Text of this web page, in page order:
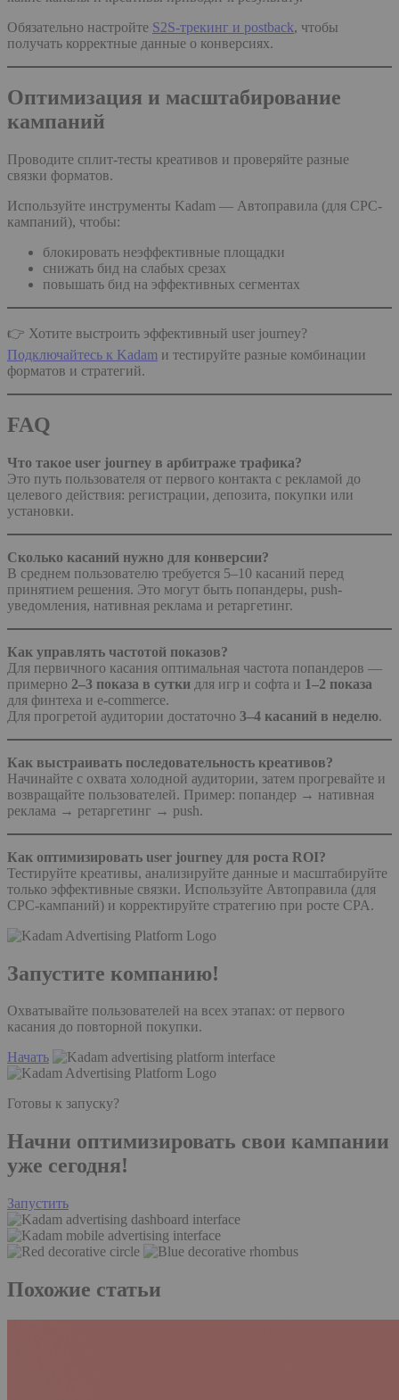
Обязательно настройте S2S-трекинг и postback, чтобы
получать корректные данные о конверсиях.
Оптимизация и масштабирование
кампаний
Проводите сплит-тесты креативов и проверяйте разные
связки форматов.
Используйте инструменты Kadam — Автоправила (для CPC-
кампаний), чтобы:
блокировать неэффективные площадки
снижать бид на слабых срезах
повышать бид на эффективных сегментах
👉 Хотите выстроить эффективный user journey?
Подключайтесь к Kadam и тестируйте разные комбинации
форматов и стратегий.
FAQ
Что такое user journey в арбитраже трафика?
Это путь пользователя от первого контакта с рекламой до
целевого действия: регистрации, депозита, покупки или
установки.
Сколько касаний нужно для конверсии?
В среднем пользователю требуется 5–10 касаний перед
принятием решения. Это могут быть попандеры, push-
уведомления, нативная реклама и ретаргетинг.
Как управлять частотой показов?
Для первичного касания оптимальная частота попандеров —
примерно 2–3 показа в сутки для игр и софта и 1–2 показа
для финтеха и e-commerce.
Для прогретой аудитории достаточно 3–4 касаний в неделю.
Как выстраивать последовательность креативов?
Начинайте с охвата холодной аудитории, затем прогревайте и
возвращайте пользователей. Пример: попандер → нативная
реклама → ретаргетинг → push.
Как оптимизировать user journey для роста ROI?
Тестируйте креативы, анализируйте данные и масштабируйте
только эффективные связки. Используйте Автоправила (для
CPC-кампаний) и корректируйте стратегию при росте CPA.
Запустите компанию!
Охватывайте пользователей на всех этапах: от первого
касания до повторной покупки.
Начать
Готовы к запуску?
Начни оптимизировать свои кампании
уже сегодня!
Запустить
Похожие статьи